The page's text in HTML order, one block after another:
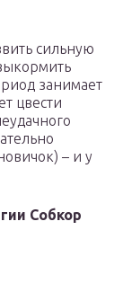
сильную
занимает
цвести
– и у
Собкор